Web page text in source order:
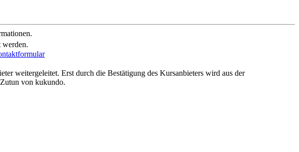
werden.
weitergeleitet. Erst durch die Bestätigung des Kursanbieters wird aus der
von kukundo.